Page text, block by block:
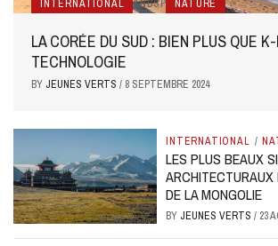
INTERNATIONAL &NBSP NATURE
LA CORÉE DU SUD : BIEN PLUS QUE
TECHNOLOGIE
BY JEUNES VERTS / 8 SEPTEMBRE 2024
INTERNATIONAL /
LES PLUS BEAUX
DE LA MONGOLIE
BY JEUNES VERTS/ 23